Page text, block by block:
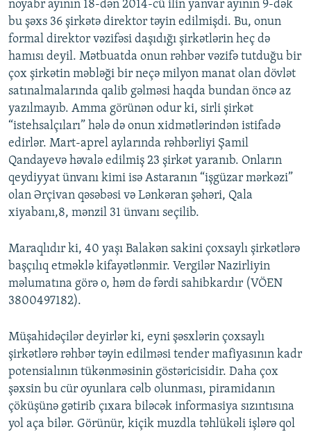
noyabr ayının 18-dən 2014-cü ilin yanvar ayının 9-dək
bu şəxs 36 şirkətə direktor təyin edilmişdi. Bu, onun
formal direktor vəzifəsi daşıdığı şirkətlərin heç də
hamısı deyil. Mətbuatda onun rəhbər vəzifə tutduğu bir
çox şirkətin məbləği bir neçə milyon manat olan dövlət
satınalmalarında qalib gəlməsi haqda bundan öncə az
yazılmayıb. Amma görünən odur ki, sirli şirkət
“istehsalçıları” hələ də onun xidmətlərindən istifadə
edirlər. Mart-aprel aylarında rəhbərliyi Şamil
Qandayevə həvalə edilmiş 23 şirkət yaranıb. Onların
qeydiyyat ünvanı kimi isə Astaranın “işgüzar mərkəzi”
olan Ərçivan qəsəbəsi və Lənkəran şəhəri, Qala
xiyabanı,8, mənzil 31 ünvanı seçilib.
Maraqlıdır ki, 40 yaşı Balakən sakini çoxsaylı şirkətlərə
başçılıq etməklə kifayətlənmir. Vergilər Nazirliyin
məlumatına görə o, həm də fərdi sahibkardır (VÖEN
3800497182).
Müşahidəçilər deyirlər ki, eyni şəsxlərin çoxsaylı
şirkətlərə rəhbər təyin edilməsi tender mafiyasının kadr
potensialının tükənməsinin göstəricisidir. Daha çox
şəxsin bu cür oyunlara cəlb olunması, piramidanın
çöküşünə gətirib çıxara biləcək informasiya sızıntısına
yol aça bilər. Görünür, kiçik muzdla təhlükəli işlərə qol